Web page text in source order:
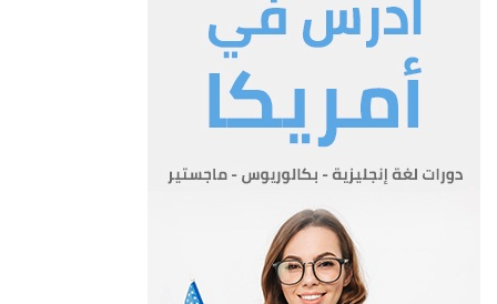
الشبابية.
ب- تنتخب اللجنة من بين أعضائها نائبا
للرئيس في أول اجتماع لها .
ج- تكون مدة عضوية الأعضاء المنصوص
عليهم في البندين (3) و(4) من الفقرة (أ) من
هذه المادة سنتين قابلة للتجديد.
أ- تتولى اللجنة المهام والصلاحيات التالية:-
1- وضع أسس ومعايير تقديم الدعم